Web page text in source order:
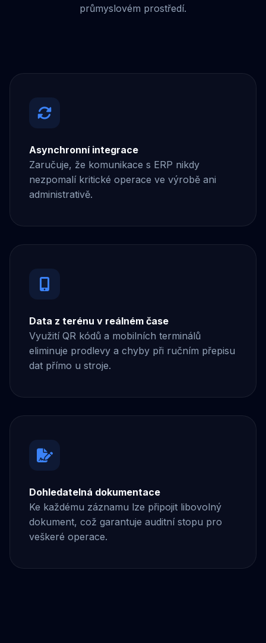
průmyslovém prostředí.
Asynchronní integrace
Zaručuje, že komunikace s ERP nikdy
nezpomalí kritické operace ve výrobě ani
administrativě.
Data z terénu v reálném čase
Využití QR kódů a mobilních terminálů
eliminuje prodlevy a chyby při ručním přepisu
dat přímo u stroje.
Dohledatelná dokumentace
Ke každému záznamu lze připojit libovolný
dokument, což garantuje auditní stopu pro
veškeré operace.